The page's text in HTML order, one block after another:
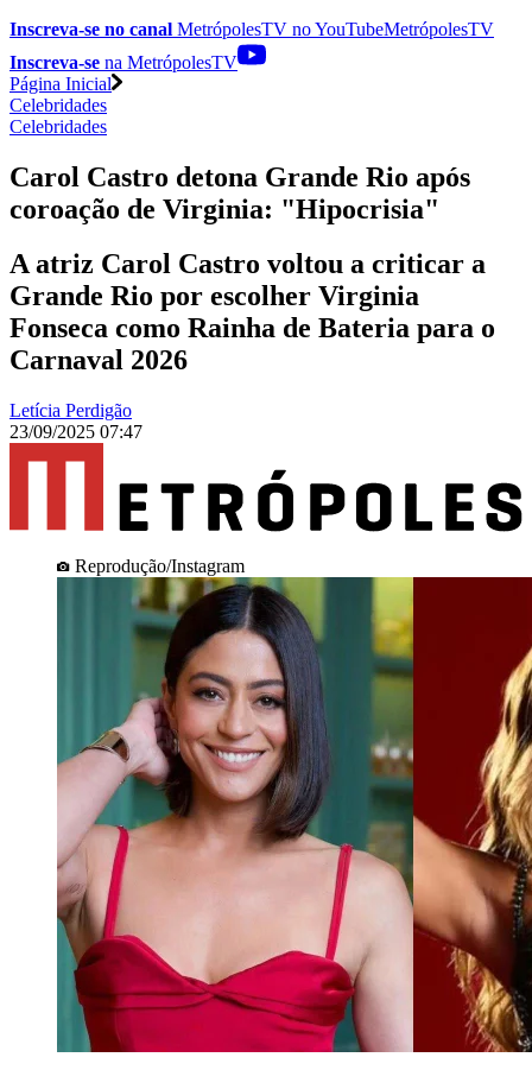
Inscreva-se no canal MetrópolesTV noYouTubeMetrópolesTV
Inscreva-se na MetrópolesTV
Página Inicial
Celebridades
Celebridades
Carol Castro detona Grande Rio após
coroação de Virginia: "Hipocrisia"
A atriz Carol Castro voltou a criticar a
Grande Rio por escolher Virginia
Fonseca como Rainha de Bateria para o
Carnaval 2026
Letícia Perdigão
23/09/2025 07:47
Reprodução/Instagram